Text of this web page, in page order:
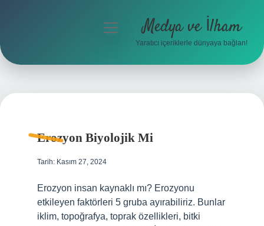
Hakkımızda
menüyü
Medya ve İlham
Yaratıcı içeriklerle dünyaya bağlan!
Medya
İlham
Yazılar
Erozyon Biyolojik Mi
Tarih: Kasım 27, 2024
Erozyon insan kaynaklı mı? Erozyonu
etkileyen faktörleri 5 gruba ayırabiliriz. Bunlar
iklim, topoğrafya, toprak özellikleri, bitki